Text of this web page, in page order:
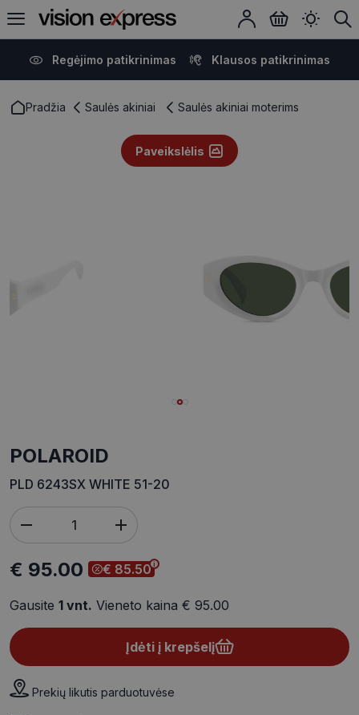
Regėjimo patikrinimas Klausos patikrinimas
Pradžia Saulės akiniai Saulės akiniai moterims
Paveikslėlis
POLAROID
PLD 6243SX WHITE 51-20
€ 95.00 € 85.50
Gausite 1 vnt. Vieneto kaina € 95.00
Įdėti į krepšelį
Prekių likutis parduotuvėse